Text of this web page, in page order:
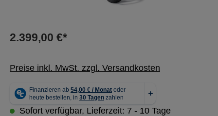
2.399,00 €*
Preise inkl. MwSt. zzgl. Versandkosten
Sofort verfügbar, Lieferzeit: 7 - 10 Tage